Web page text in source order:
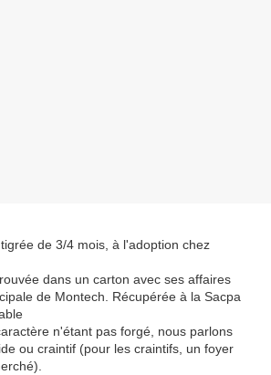
de 3/4 mois, à l'adoption chez
dans un carton avec ses affaires
de Montech. Récupérée à la Sacpa
n'étant pas forgé, nous parlons
ou craintif (pour les craintifs, un foyer